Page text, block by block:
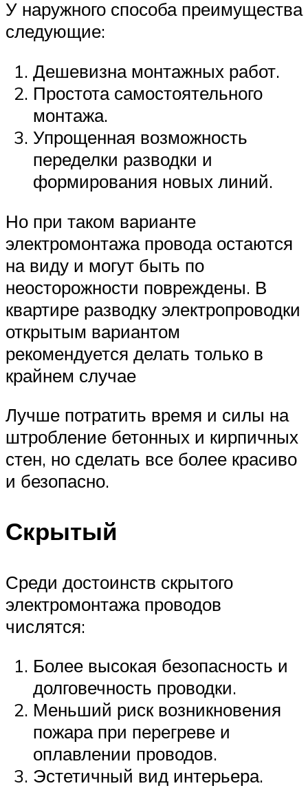
У наружного способа преимущества
следующие:
Дешевизна монтажных работ.
Простота самостоятельного
монтажа.
Упрощенная возможность
переделки разводки и
формирования новых линий.
Но при таком варианте
электромонтажа провода остаются
на виду и могут быть по
неосторожности повреждены. В
квартире разводку электропроводки
открытым вариантом
рекомендуется делать только в
крайнем случае
Лучше потратить время и силы на
штробление бетонных и кирпичных
стен, но сделать все более красиво
и безопасно.
Скрытый
Среди достоинств скрытого
электромонтажа проводов
числятся:
Более высокая безопасность и
долговечность проводки.
Меньший риск возникновения
пожара при перегреве и
оплавлении проводов.
Эстетичный вид интерьера.